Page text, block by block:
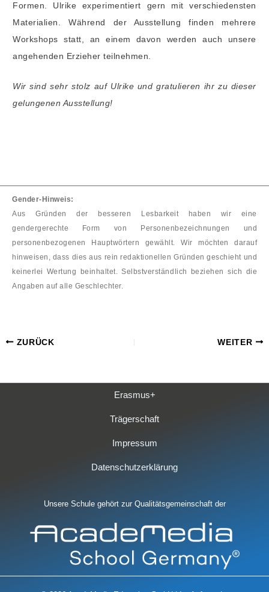
Formen. Ulrike experimentiert gern mit verschiedensten
Materialien. Während der Ausstellung finden mehrere
Workshops statt, an einem davon werden auch unsere
angehenden Erzieher teilnehmen.
Wir sind sehr stolz auf Ulrike und gratulieren ihr zu dieser
gelungenen Ausstellung!
Gender-Hinweis:
Aus Gründen der besseren Lesbarkeit haben wir eine
gendergerechte Form von Personenbezeichnungen und
personenbezogenen Hauptwörtern gewählt. Wir möchten darauf
hinweisen, dass dies aus rein redaktionellen Gründen geschieht und
keinerlei Wertung beinhaltet. Selbstverständlich beziehen sich die
Angaben auf alle Geschlechter.
ZURÜCK WEITER
Erasmus+
Trägerschaft
Impressum
Datenschutzerklärung
Unsere Schule gehört zur Qualitätsgemeinschaft der